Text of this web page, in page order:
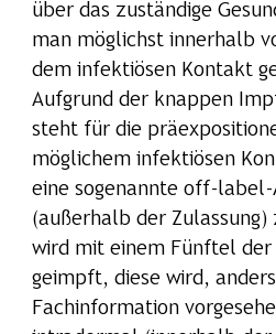
über das zuständige
man möglichst innerhalb
dem infektiösen Kontakt
Aufgrund der knappen
steht für die
möglichem infektiösen
eine sogenannte off-label-
(außerhalb der Zulassung)
wird mit einem Fünftel der
geimpft, diese wird,
Fachinformation